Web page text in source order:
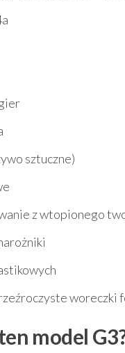
sztuczne)
z wtopionego
woreczki
model